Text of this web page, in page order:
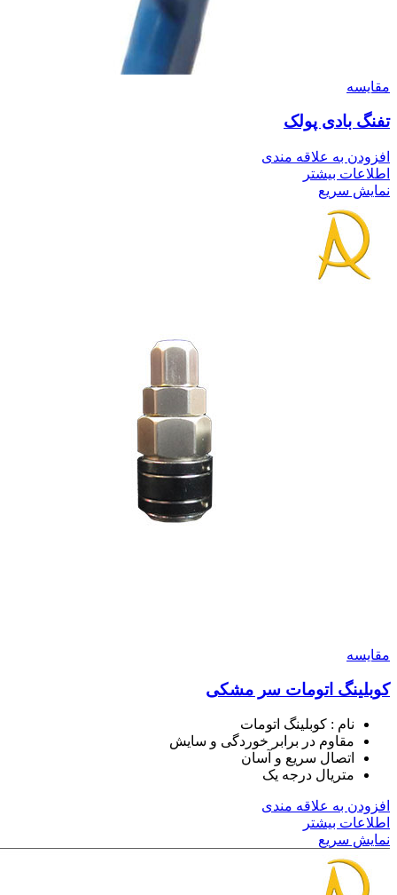
مقايسه
تفنگ بادی پولک
افزودن به علاقه مندی
اطلاعات بیشتر
نمایش سریع
مقايسه
کوبلینگ اتومات سر مشکی
نام : کوبلینگ اتومات
مقاوم در برابر خوردگی و سایش
اتصال سریع و آسان
متریال درجه یک
افزودن به علاقه مندی
اطلاعات بیشتر
نمایش سریع